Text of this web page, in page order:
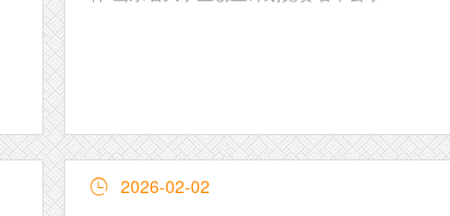
 2026-02-02